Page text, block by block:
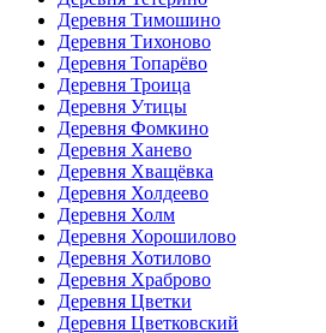
Деревня Тимошино
Деревня Тихоново
Деревня Топарёво
Деревня Троица
Деревня Утицы
Деревня Фомкино
Деревня Ханево
Деревня Хващёвка
Деревня Холдеево
Деревня Холм
Деревня Хорошилово
Деревня Хотилово
Деревня Храброво
Деревня Цветки
Деревня Цветковский